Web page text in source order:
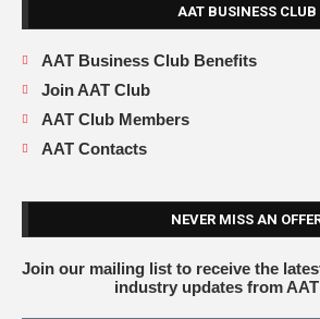
AAT BUSINESS CLUB
AAT Business Club Benefits
Join AAT Club
AAT Club Members
AAT Contacts
NEVER MISS AN
Join our mailing list to receive the
industry updates from